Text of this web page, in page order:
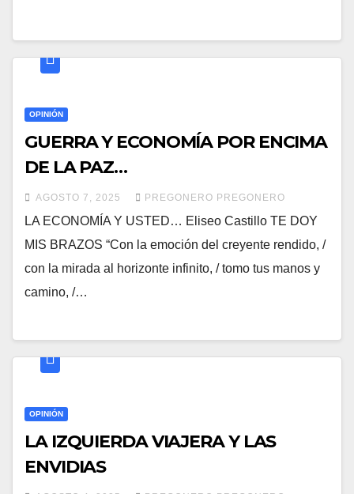
OPINIÓN
GUERRA Y ECONOMÍA POR ENCIMA
DE LA PAZ…
AGOSTO 7, 2025 PREGONERO PREGONERO
LA ECONOMÍA Y USTED… Eliseo Castillo TE DOY
MIS BRAZOS “Con la emoción del creyente rendido, /
con la mirada al horizonte infinito, / tomo tus manos y
camino, /…
OPINIÓN
LA IZQUIERDA VIAJERA Y LAS
ENVIDIAS